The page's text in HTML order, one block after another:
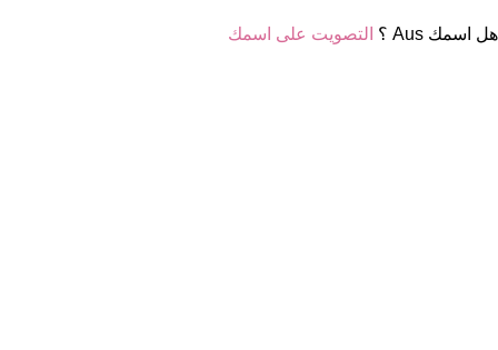
هل اسمك Aus ؟ التصويت على اسمك